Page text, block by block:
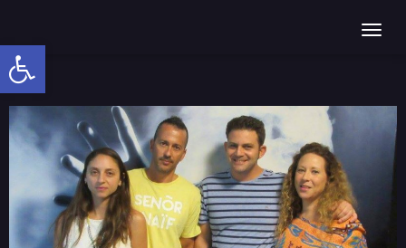
תפריט
כל הסיבות לקיים דייט בחדר בריחה